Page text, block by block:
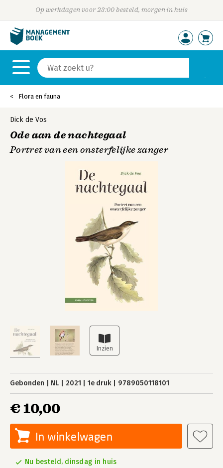
Op werkdagen voor 23:00 besteld, morgen in huis
Flora en fauna
Dick de Vos
Ode aan de nachtegaal
Portret van een onsterfelijke zanger
Gebonden NL 2021 1e druk 9789050118101
€ 10,00
In winkelwagen
Nu besteld, dinsdag in huis